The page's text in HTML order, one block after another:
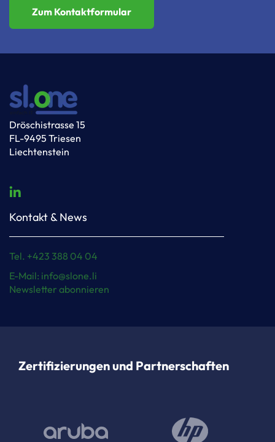
Zum Kontaktformular
Dröschistrasse 15
FL-9495 Triesen
Liechtenstein
Kontakt & News
Tel. +423 388 04 04
E-Mail: info@slone.li
Newsletter abonnieren
Zertifizierungen und Partnerschaften